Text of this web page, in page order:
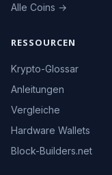
Alle Coins →
RESSOURCEN
Krypto-Glossar
Anleitungen
Vergleiche
Hardware Wallets
Block-Builders.net